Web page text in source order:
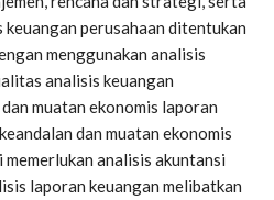
perusahaan ditentukan
menggunakan analisis
analisis keuangan
muatan ekonomis laporan
dan muatan ekonomis
analisis akuntansi
laporan keuangan melibatkan